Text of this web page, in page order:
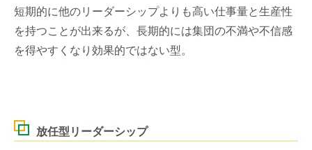
短期的に他のリーダーシップよりも高い仕事量と生産性
を持つことが出来るが、長期的には集団の不満や不信感
を得やすくなり効果的ではない型。
放任型リーダーシップ